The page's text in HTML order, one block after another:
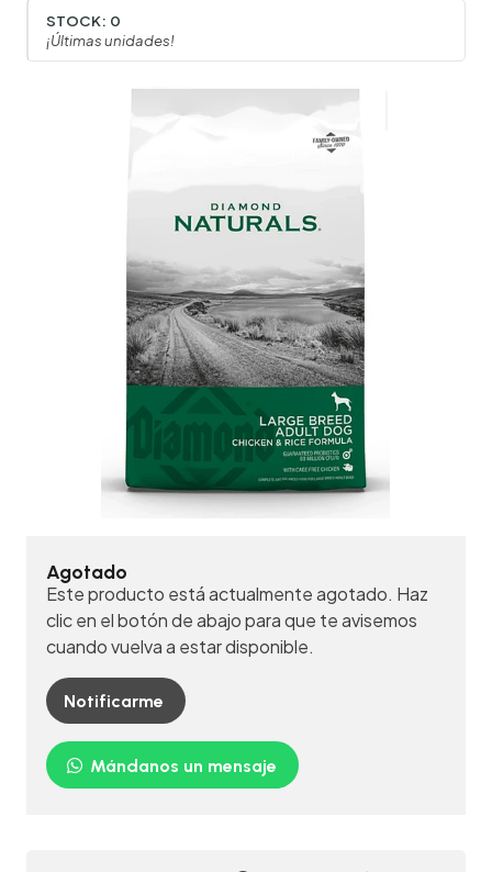
STOCK: 0
¡Últimas unidades!
Agotado
Este producto está actualmente agotado. Haz
clic en el botón de abajo para que te avisemos
cuando vuelva a estar disponible.
Notificarme
Mándanos un mensaje